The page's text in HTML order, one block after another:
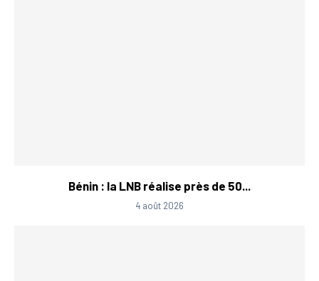
Bénin : la LNB réalise près de 50...
4 août 2026